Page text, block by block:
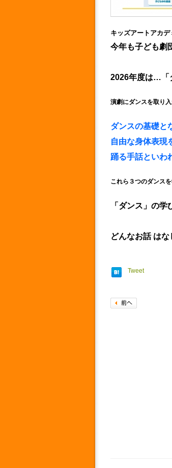
キッズアートアカ
今年も子ども劇
2026年度は…「
演劇にダンスを取り
ダンスの基礎と
自由な身体表現
踊る手話といわ
これら３つのダンス
「ダンス」の学
どんなお話 はな
Tweet